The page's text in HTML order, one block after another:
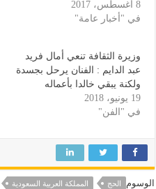
8 أغسطس، 2017
في "أخبار عامة"
وزيرة الثقافة تنعي أمال فريد
عبد الدايم : الفنان يرحل بجسدة
ولكنة يبقي خالدا بأعماله
19 يونيو، 2018
في "الفن"
الوسوم الحج المملكة العربية السعودية